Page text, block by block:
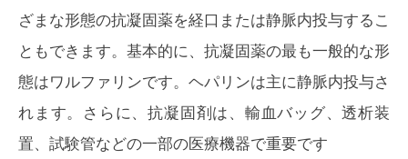
ざまな形態の抗凝固薬を経口または静脈内投与するこ
ともできます。基本的に、抗凝固薬の最も一般的な形
態はワルファリンです。ヘパリンは主に静脈内投与さ
れます。さらに、抗凝固剤は、輸血バッグ、透析装
置、試験管などの一部の医療機器で重要です